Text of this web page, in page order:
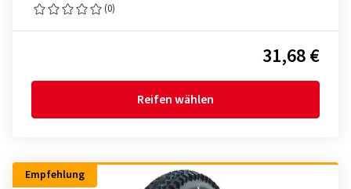
(0)
31,68 €
Reifen wählen
Empfehlung